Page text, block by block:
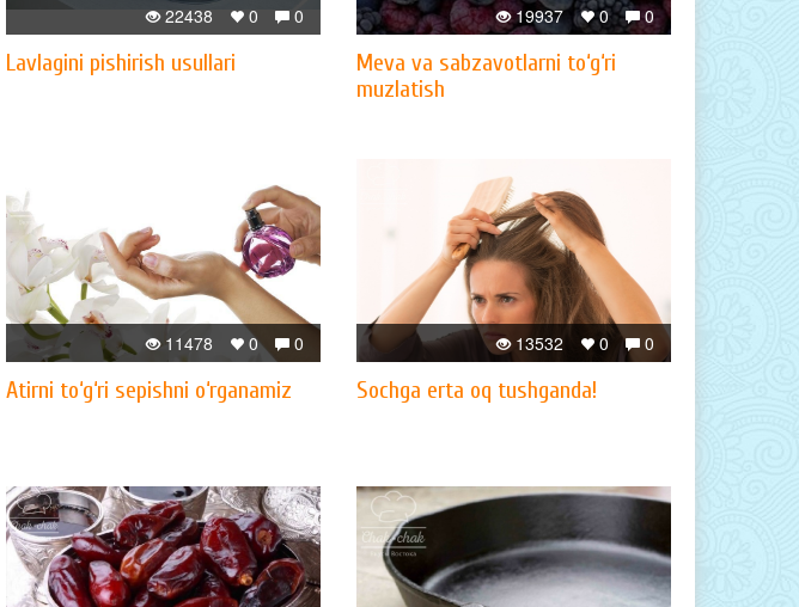
0
0
22438
Lavlagini pishirish usullari
0
0
19937
Meva va sabzavotlarni to‘g‘ri
muzlatish
0
0
11478
Atirni to‘g‘ri sepishni o‘rganamiz
0
0
13532
Sochga erta oq tushganda!